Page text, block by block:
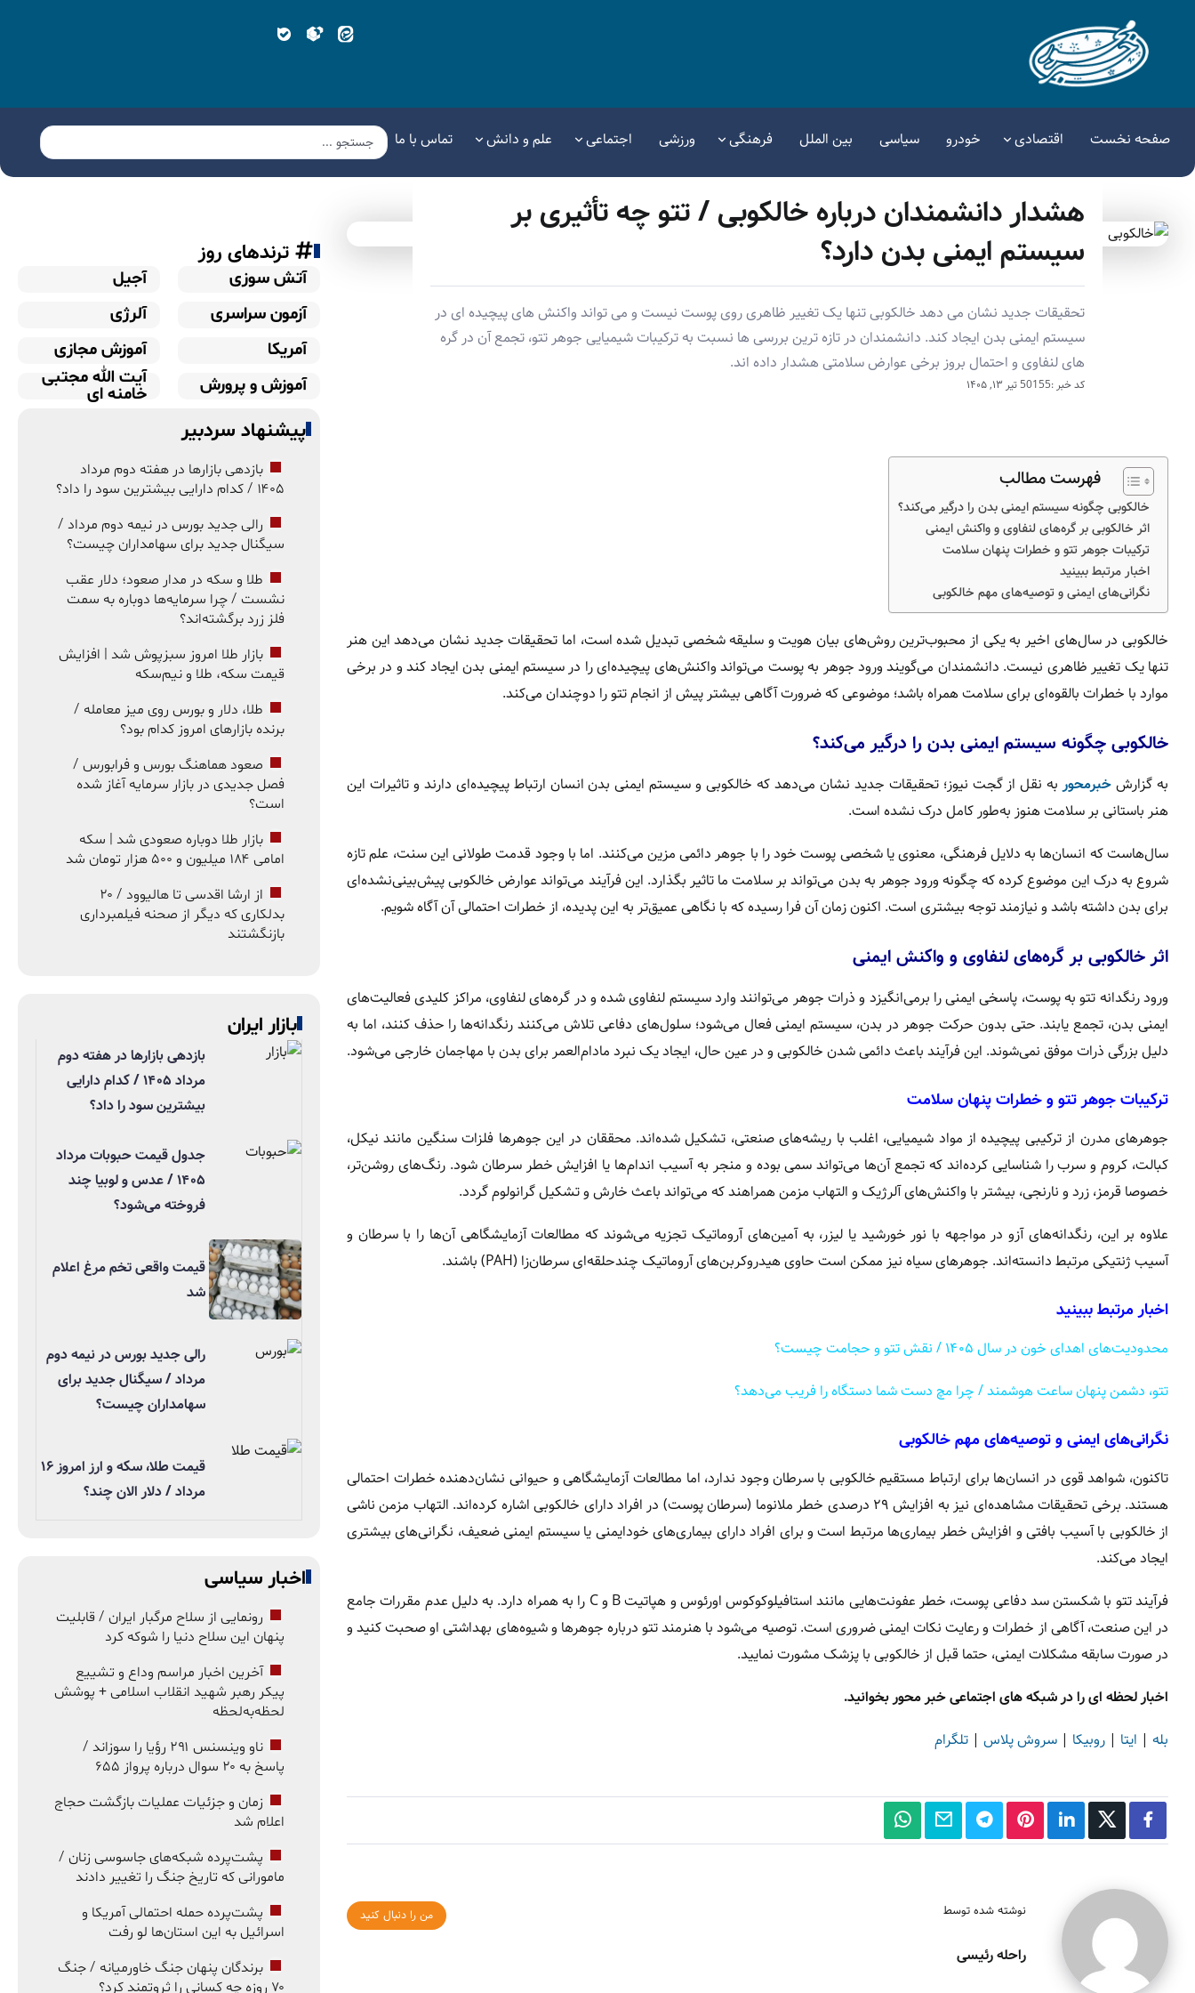
صفحه نخست اقتصادی خودرو سیاسی بین الملل فرهنگی ورزشی اجتماعی علم و دانش تماس با ما
هشدار دانشمندان درباره خالکوبی / تتو چه تأثیری بر
سیستم ایمنی بدن دارد؟
تحقیقات جدید نشان می دهد خالکوبی تنها یک تغییر ظاهری روی پوست نیست و می تواند واکنش های پیچیده ای در
سیستم ایمنی بدن ایجاد کند. دانشمندان در تازه ترین بررسی ها نسبت به ترکیبات شیمیایی جوهر تتو، تجمع آن در گره
های لنفاوی و احتمال بروز برخی عوارض سلامتی هشدار داده اند.
کد خبر :50155 تیر ۱۳, ۱۴۰۵
فهرست مطالب
خالکوبی چگونه سیستم ایمنی بدن را درگیر می‌کند؟
اثر خالکوبی بر گره‌های لنفاوی و واکنش ایمنی
ترکیبات جوهر تتو و خطرات پنهان سلامت
اخبار مرتبط ببینید
نگرانی‌های ایمنی و توصیه‌های مهم خالکوبی
خالکوبی در سال‌های اخیر به یکی از محبوب‌ترین روش‌های بیان هویت و سلیقه شخصی تبدیل شده است، اما تحقیقات جدید نشان می‌دهد این هنر
تنها یک تغییر ظاهری نیست. دانشمندان می‌گویند ورود جوهر به پوست می‌تواند واکنش‌های پیچیده‌ای را در سیستم ایمنی بدن ایجاد کند و در برخی
موارد با خطرات بالقوه‌ای برای سلامت همراه باشد؛ موضوعی که ضرورت آگاهی بیشتر پیش از انجام تتو را دوچندان می‌کند.
خالکوبی چگونه سیستم ایمنی بدن را درگیر می‌کند؟
به گزارش خبرمحور به نقل از گجت نیوز؛ تحقیقات جدید نشان می‌دهد که خالکوبی و سیستم ایمنی بدن انسان ارتباط پیچیده‌ای دارند و تاثیرات این
هنر باستانی بر سلامت هنوز به‌طور کامل درک نشده است.
سال‌هاست که انسان‌ها به دلایل فرهنگی، معنوی یا شخصی پوست خود را با جوهر دائمی مزین می‌کنند. اما با وجود قدمت طولانی این سنت، علم تازه
شروع به درک این موضوع کرده که چگونه ورود جوهر به بدن می‌تواند بر سلامت ما تاثیر بگذارد. این فرآیند می‌تواند عوارض خالکوبی پیش‌بینی‌نشده‌ای
برای بدن داشته باشد و نیازمند توجه بیشتری است. اکنون زمان آن فرا رسیده که با نگاهی عمیق‌تر به این پدیده، از خطرات احتمالی آن آگاه شویم.
اثر خالکوبی بر گره‌های لنفاوی و واکنش ایمنی
ورود رنگدانه تتو به پوست، پاسخی ایمنی را برمی‌انگیزد و ذرات جوهر می‌توانند وارد سیستم لنفاوی شده و در گره‌های لنفاوی، مراکز کلیدی فعالیت‌های
ایمنی بدن، تجمع یابند. حتی بدون حرکت جوهر در بدن، سیستم ایمنی فعال می‌شود؛ سلول‌های دفاعی تلاش می‌کنند رنگدانه‌ها را حذف کنند، اما به
دلیل بزرگی ذرات موفق نمی‌شوند. این فرآیند باعث دائمی شدن خالکوبی و در عین حال، ایجاد یک نبرد مادام‌العمر برای بدن با مهاجمان خارجی می‌شود.
ترکیبات جوهر تتو و خطرات پنهان سلامت
جوهرهای مدرن از ترکیبی پیچیده از مواد شیمیایی، اغلب با ریشه‌های صنعتی، تشکیل شده‌اند. محققان در این جوهرها فلزات سنگین مانند نیکل،
کبالت، کروم و سرب را شناسایی کرده‌اند که تجمع آن‌ها می‌تواند سمی بوده و منجر به آسیب اندام‌ها یا افزایش خطر سرطان شود. رنگ‌های روشن‌تر،
خصوصا قرمز، زرد و نارنجی، بیشتر با واکنش‌های آلرژیک و التهاب مزمن همراهند که می‌تواند باعث خارش و تشکیل گرانولوم گردد.
علاوه بر این، رنگدانه‌های آزو در مواجهه با نور خورشید یا لیزر، به آمین‌های آروماتیک تجزیه می‌شوند که مطالعات آزمایشگاهی آن‌ها را با سرطان و
آسیب ژنتیکی مرتبط دانسته‌اند. جوهرهای سیاه نیز ممکن است حاوی هیدروکربن‌های آروماتیک چندحلقه‌ای سرطان‌زا (PAH) باشند.
اخبار مرتبط ببینید
محدودیت‌های اهدای خون در سال ۱۴۰۵ / نقش تتو و حجامت چیست؟
تتو، دشمن پنهان ساعت هوشمند / چرا مچ دست شما دستگاه را فریب می‌دهد؟
نگرانی‌های ایمنی و توصیه‌های مهم خالکوبی
تاکنون، شواهد قوی در انسان‌ها برای ارتباط مستقیم خالکوبی با سرطان وجود ندارد، اما مطالعات آزمایشگاهی و حیوانی نشان‌دهنده خطرات احتمالی
هستند. برخی تحقیقات مشاهده‌ای نیز به افزایش ۲۹ درصدی خطر ملانوما (سرطان پوست) در افراد دارای خالکوبی اشاره کرده‌اند. التهاب مزمن ناشی
از خالکوبی با آسیب بافتی و افزایش خطر بیماری‌ها مرتبط است و برای افراد دارای بیماری‌های خودایمنی یا سیستم ایمنی ضعیف، نگرانی‌های بیشتری
ایجاد می‌کند.
فرآیند تتو با شکستن سد دفاعی پوست، خطر عفونت‌هایی مانند استافیلوکوکوس اورئوس و هپاتیت B و C را به همراه دارد. به دلیل عدم مقررات جامع
در این صنعت، آگاهی از خطرات و رعایت نکات ایمنی ضروری است. توصیه می‌شود با هنرمند تتو درباره جوهرها و شیوه‌های بهداشتی او صحبت کنید و
در صورت سابقه مشکلات ایمنی، حتما قبل از خالکوبی با پزشک مشورت نمایید.
اخبار لحظه ای را در شبکه های اجتماعی خبر محور بخوانید.
بله | ایتا | روبیکا | سروش پلاس | تلگرام
من را دنبال کنید نوشته شده توسط
راحله رئیسی
ترندهای روز
آتش سوزی
آجیل
آزمون سراسری
آلرژی
آمریکا
آموزش مجازی
آموزش و پرورش
آیت الله مجتبی
خامنه ای
پیشنهاد سردبیر
بازدهی بازارها در هفته دوم مرداد
۱۴۰۵ / کدام دارایی بیشترین سود را داد؟
رالی جدید بورس در نیمه دوم مرداد /
سیگنال جدید برای سهامداران چیست؟
طلا و سکه در مدار صعود؛ دلار عقب
نشست / چرا سرمایه‌ها دوباره به سمت
فلز زرد برگشته‌اند؟
بازار طلا امروز سبزپوش شد | افزایش
قیمت سکه، طلا و نیم‌سکه
طلا، دلار و بورس روی میز معامله /
برنده بازارهای امروز کدام بود؟
صعود هماهنگ بورس و فرابورس /
فصل جدیدی در بازار سرمایه آغاز شده
است؟
بازار طلا دوباره صعودی شد | سکه
امامی ۱۸۴ میلیون و ۵۰۰ هزار تومان شد
از ارشا اقدسی تا هالیوود / ۲۰
بدلکاری که دیگر از صحنه فیلمبرداری
بازنگشتند
بازار ایران
بازدهی بازارها در هفته دوم
مرداد ۱۴۰۵ / کدام دارایی
بیشترین سود را داد؟
جدول قیمت حبوبات مرداد
۱۴۰۵ / عدس و لوبیا چند
فروخته می‌شود؟
قیمت واقعی تخم مرغ اعلام
شد
رالی جدید بورس در نیمه دوم
مرداد / سیگنال جدید برای
سهامداران چیست؟
قیمت طلا، سکه و ارز امروز ۱۶
مرداد / دلار الان چند؟
اخبار سیاسی
رونمایی از سلاح مرگبار ایران / قابلیت
پنهان این سلاح دنیا را شوکه کرد
آخرین اخبار مراسم وداع و تشییع
پیکر رهبر شهید انقلاب اسلامی + پوشش
لحظه‌به‌لحظه
ناو وینسنس ۲۹۱ رؤیا را سوزاند /
پاسخ به ۲۰ سوال درباره پرواز ۶۵۵
زمان و جزئیات عملیات بازگشت حجاج
اعلام شد
پشت‌پرده شبکه‌های جاسوسی زنان /
مامورانی که تاریخ جنگ را تغییر دادند
پشت‌پرده حمله احتمالی آمریکا و
اسرائیل به این استان‌ها لو رفت
برندگان پنهان جنگ خاورمیانه / جنگ
۷۰ روزه چه کسانی را ثروتمند کرد؟